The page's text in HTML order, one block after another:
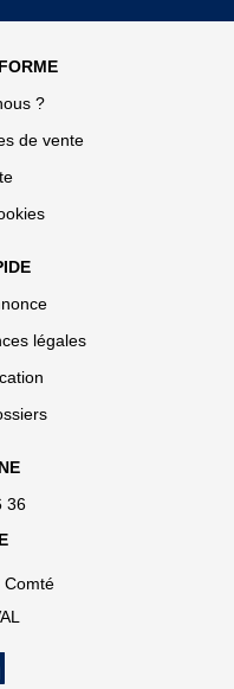
?
de vente
légales
36
Comté